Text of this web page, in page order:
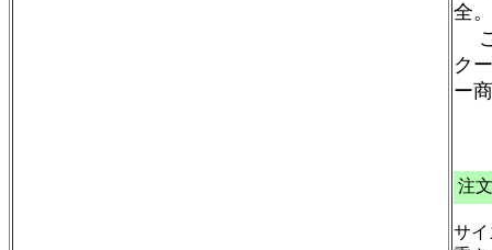
全。
こ
ク
ー
注
サイ